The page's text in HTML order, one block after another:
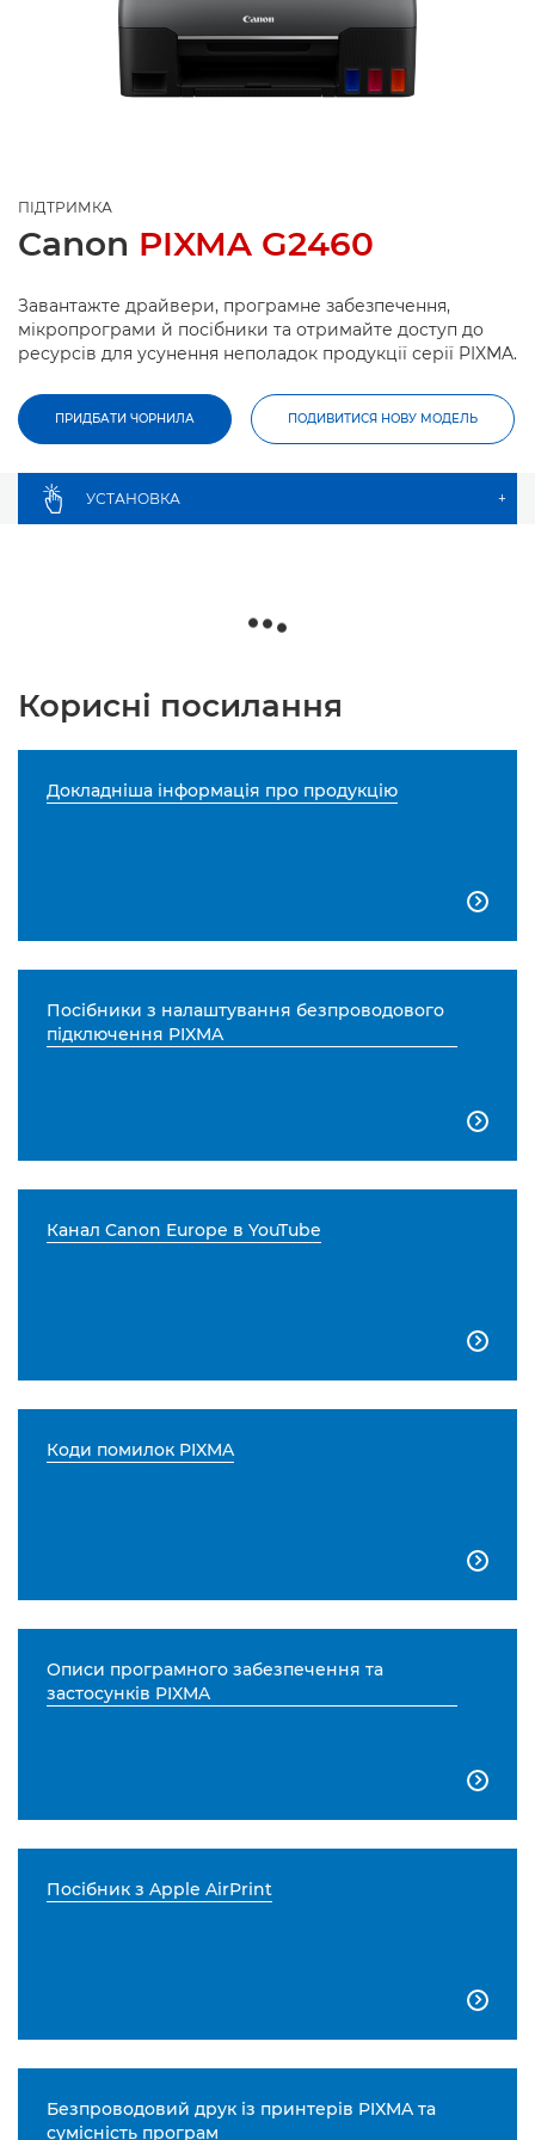
ПІДТРИМКА
Canon PIXMA G2460
Завантажте драйвери, програмне забезпечення,
мікропрограми й посібники та отримайте доступ до
ресурсів для усунення неполадок продукції серії PIXMA.
ПРИДБАТИ ЧОРНИЛА ПОДИВИТИСЯ НОВУ МОДЕЛЬ
УСТАНОВКА +
Корисні посилання
Докладніша інформація про продукцію

Посібники з налаштування безпроводового
підключення PIXMA

Канал Canon Europe в YouTube

Коди помилок PIXMA

Описи програмного забезпечення та
застосунків PIXMA

Посібник з Apple AirPrint

Безпроводовий друк із принтерів PIXMA та
сумісність програм